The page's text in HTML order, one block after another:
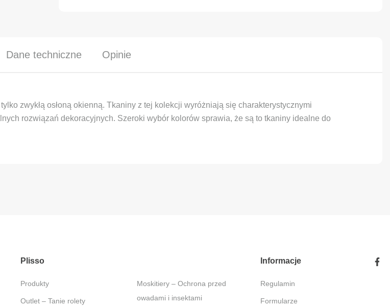
Dane techniczne Opinie
zwykłą osłoną okienną. Tkaniny z tej kolekcji wyróżniają się charakterystycznymi
rozwiązań dekoracyjnych. Szeroki wybór kolorów sprawia, że są to tkaniny idealne do
Plisso
Produkty
Outlet – Tanie rolety
Moskitiery – Ochrona przed
owadami i insektami
Informacje
Regulamin
Formularze